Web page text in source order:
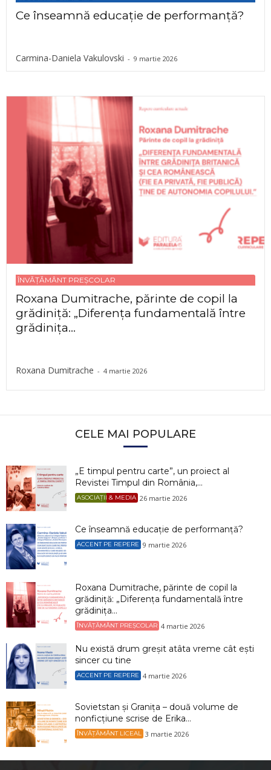
Ce înseamnă educație de performanță?
Carmina-Daniela Vakulovski - 9 martie 2026
ÎNVĂȚĂMÂNT PREȘCOLAR
Roxana Dumitrache, părinte de copil la
grădiniță: „Diferența fundamentală între
grădinița...
Roxana Dumitrache - 4 martie 2026
CELE MAI POPULARE
„E timpul pentru carte”, un proiect al
Revistei Timpul din România,...
ASOCIAȚII & MEDIA 26 martie 2026
Ce înseamnă educație de performanță?
ACCENT PE REPERE 9 martie 2026
Roxana Dumitrache, părinte de copil la
grădiniță: „Diferența fundamentală între
grădinița...
ÎNVĂȚĂMÂNT PREȘCOLAR 4 martie 2026
Nu există drum greșit atâta vreme cât ești
sincer cu tine
ACCENT PE REPERE 4 martie 2026
Sovietstan și Granița – două volume de
nonficțiune scrise de Erika...
ÎNVĂȚĂMÂNT LICEAL 3 martie 2026